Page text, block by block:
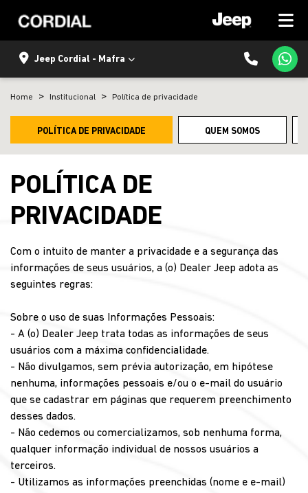
Jeep Cordial - Mafra
Home Institucional Política de privacidade
QUEM SOMOS
POLÍTICA DE PRIVACIDADE
POLÍTICA DE
PRIVACIDADE
Com o intuito de manter a privacidade e a segurança das
informações de seus usuários, a (o) Dealer Jeep adota as
seguintes regras:
Sobre o uso de suas Informações Pessoais:
- A (o) Dealer Jeep trata todas as informações de seus
usuários com a máxima confidencialidade.
- Não divulgamos, sem prévia autorização, em hipótese
nenhuma, informações pessoais e/ou o e-mail do usuário
que se cadastrar em páginas que requerem preenchimento
desses dados.
- Não cedemos ou comercializamos, sob nenhuma forma,
qualquer informação individual de nossos usuários a
terceiros.
- Utilizamos as informações preenchidas (nome e e-mail)